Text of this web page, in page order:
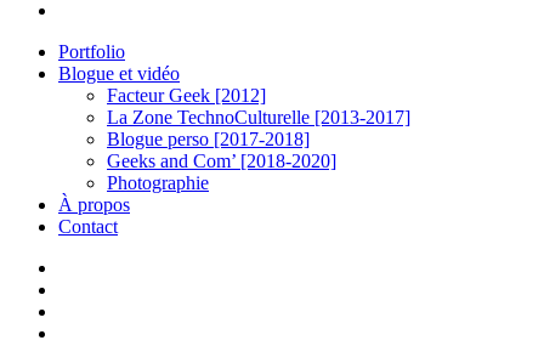
Portfolio
Blogue et vidéo
Facteur Geek [2012]
La Zone TechnoCulturelle [2013-2017]
Blogue perso [2017-2018]
Geeks and Com’ [2018-2020]
Photographie
À propos
Contact